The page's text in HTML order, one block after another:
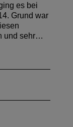
es bei
Grund war
und sehr…